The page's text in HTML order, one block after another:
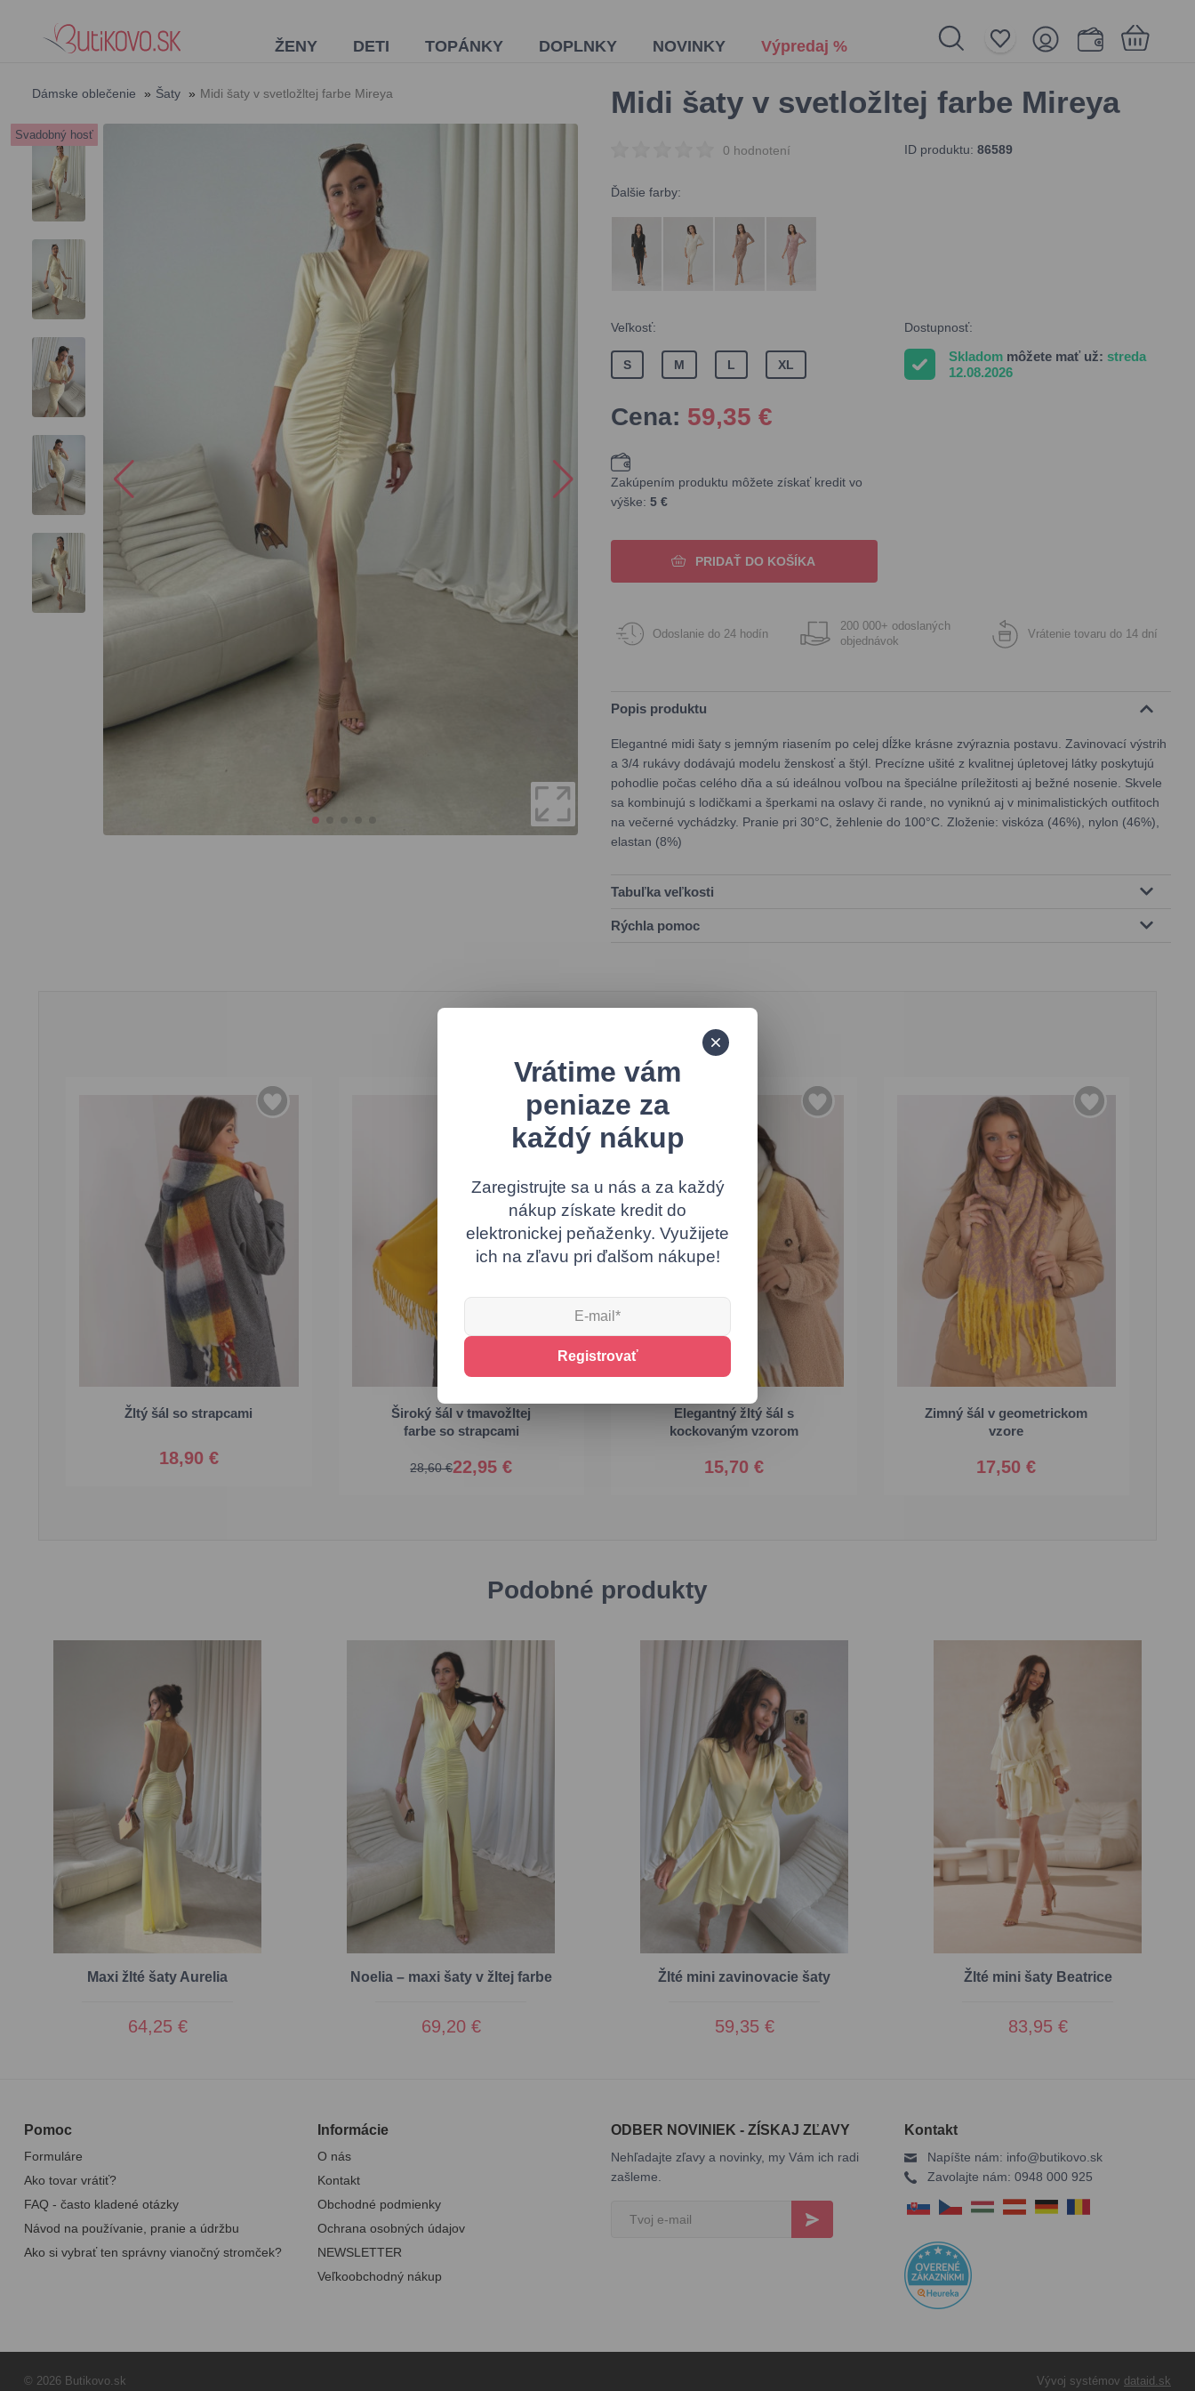
ŽENY DETI TOPÁNKY DOPLNKY NOVINKY Výpredaj %
Nákupný košík je prázdny
Dámske oblečenie » Šaty » Midi šaty v svetložltej farbe Mireya
Svadobný hosť
Midi šaty v svetložltej farbe Mireya
0 hodnotení ID produktu: 86589
Dostupnosť:
Skladom môžete mať už: streda
12.08.2026
Ďalšie farby:
Veľkosť:
S M L XL
Cena: 59,35 €
Zakúpením produktu môžete získať kredit vo
výške: 5 €
PRIDAŤ DO KOŠÍKA
Odoslanie do 24 hodín
200 000+ odoslaných
objednávok
Vrátenie tovaru do 14 dní
Popis produktu
Elegantné midi šaty s jemným riasením po celej dĺžke krásne zvýraznia postavu. Zavinovací výstrih
a 3/4 rukávy dodávajú modelu ženskosť a štýl. Precízne ušité z kvalitnej úpletovej látky poskytujú
pohodlie počas celého dňa a sú ideálnou voľbou na špeciálne príležitosti aj bežné nosenie. Skvele
sa kombinujú s lodičkami a šperkami na oslavy či rande, no vyniknú aj v minimalistických outfitoch
na večerné vychádzky. Pranie pri 30°C, žehlenie do 100°C. Zloženie: viskóza (46%), nylon (46%),
elastan (8%)
Tabuľka veľkosti
Rýchla pomoc
Doplň svoj vzhľad
Žltý šál so strapcami
18,90 €
Univerzálna
Široký šál v tmavožltej
farbe so strapcami
22,95 €
28,60 €
Univerzálna
Elegantný žltý šál s
kockovaným vzorom
15,70 €
Univerzálna
Zimný šál v geometrickom
vzore
17,50 €
Univerzálna
Podobné produkty
Maxi žlté šaty Aurelia
64,25 €
Noelia – maxi šaty v žltej farbe
69,20 €
Žlté mini zavinovacie šaty
59,35 €
Žlté mini šaty Beatrice
83,95 €
Pomoc
Formuláre
Ako tovar vrátiť?
FAQ - často kladené otázky
Návod na používanie, pranie a údržbu
Ako si vybrať ten správny vianočný stromček?
Informácie
O nás
Kontakt
Obchodné podmienky
Ochrana osobných údajov
NEWSLETTER
Veľkoobchodný nákup
ODBER NOVINIEK - ZÍSKAJ ZĽAVY
Nehľadajte zľavy a novinky, my Vám ich radi
zašleme.
Kontakt
Napíšte nám: info@butikovo.sk
Zavolajte nám: 0948 000 925
© 2026 Butikovo.sk Vývoj systémov dataid.sk
Vrátime vám
peniaze za
každý nákup
Zaregistrujte sa u nás a za každý
nákup získate kredit do
elektronickej peňaženky. Využijete
ich na zľavu pri ďalšom nákupe!
Registrovať